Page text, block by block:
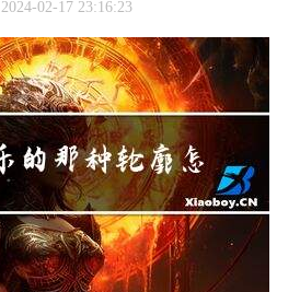
2024-02-17 23:16:23